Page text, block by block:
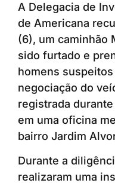
A Delegacia de
de Americana
(6), um caminhão
sido furtado e
homens
negociação do
registrada
em uma oficina
bairro Jardim
Durante a
realizaram uma